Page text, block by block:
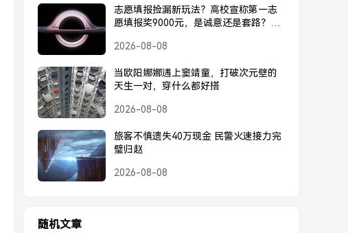
志愿填报捡漏新玩法？高校宣称第一志
愿填报奖9000元，是诚意还是套路？高
套路？
2026-08-08
当欧阳娜娜遇上窦靖童，打破次元壁的
天生一对，穿什么都好搭
2026-08-08
旅客不慎遗失40万现金 民警火速接力完
璧归赵
2026-08-08
随机文章